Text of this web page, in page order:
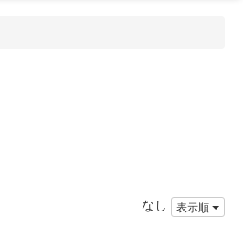
なし 表示順